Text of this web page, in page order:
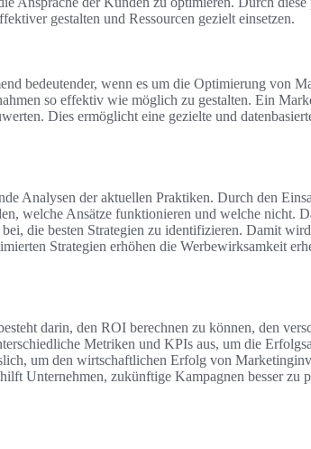
gestalten und Ressourcen gezielt einsetzen.
bedeutender, wenn es um die Optimierung von
so effektiv wie möglich zu gestalten. Ein
Dies ermöglicht eine gezielte und
Analysen der aktuellen Praktiken. Durch den
welche Ansätze funktionieren und welche nicht.
die besten Strategien zu identifizieren. Damit
Strategien erhöhen die Werbewirksamkeit
darin, den ROI berechnen zu können, den
Metriken und KPIs aus, um die
um den wirtschaftlichen Erfolg von
Unternehmen, zukünftige Kampagnen besser zu